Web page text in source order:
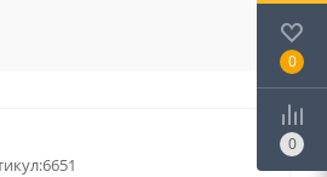
6651
0
0